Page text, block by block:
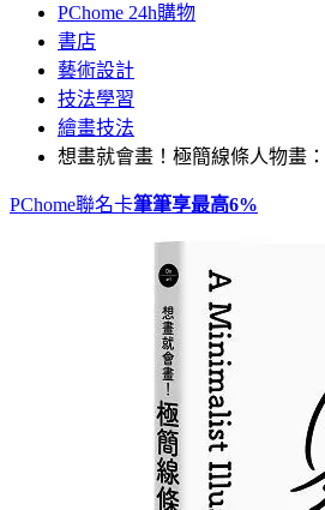
PChome 24h購物
書店
藝術設計
技法學習
繪畫技法
想畫就會畫！極簡線條人物畫
PChome聯名卡筆筆享最高6%